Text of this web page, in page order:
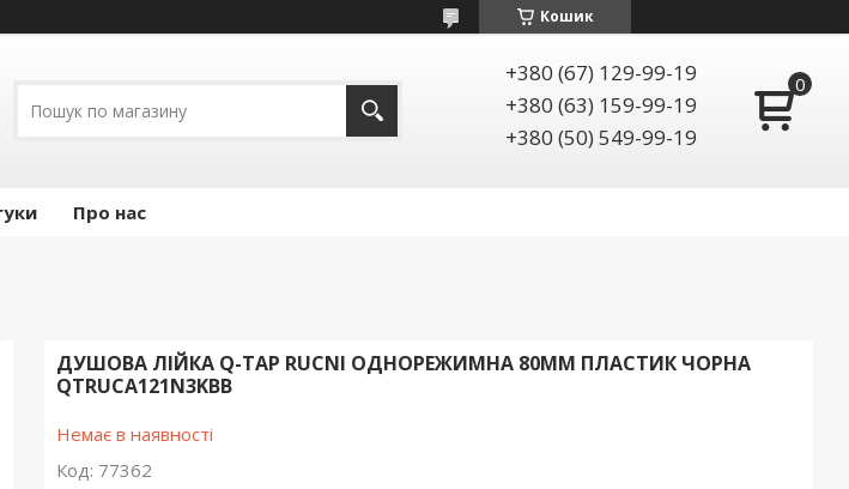
Кошик
+380 (67) 129-99-19
+380 (63) 159-99-19
+380 (50) 549-99-19
Про нас
ДУШОВА ЛІЙКА Q-TAP RUCNI ОДНОРЕЖИМНА 80ММ ПЛАСТИК ЧОРНА
QTRUCA121N3KBB
Немає в наявності
Код: 77362